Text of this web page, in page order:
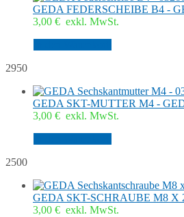
GEDA FEDERSCHEIBE B4 -
3,00 € exkl. MwSt.
2950
GEDA SKT-MUTTER M4 -
3,00 € exkl. MwSt.
2500
GEDA SKT-SCHRAUBE M8 X
3,00 € exkl. MwSt.